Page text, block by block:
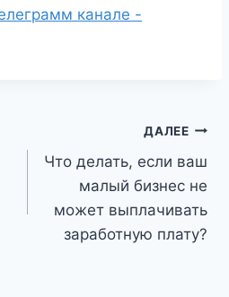
канале -
ДАЛЕЕ
Что делать, если ваш
малый бизнес не
может выплачивать
заработную плату?